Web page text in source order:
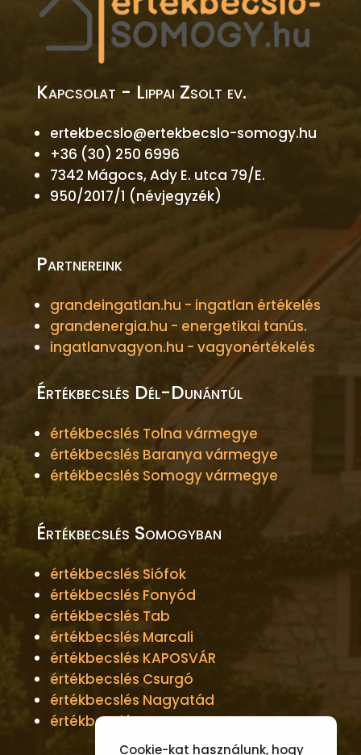
Kapcsolat - Lippai Zsolt ev.
ertekbecslo@ertekbecslo-somogy.hu
+36 (30) 250 6996
7342 Mágocs, Ady E. utca 79/E.
950/2017/1 (névjegyzék)
Partnereink
grandeingatlan.hu - ingatlan értékelés
grandenergia.hu - energetikai tanús.
ingatlanvagyon.hu - vagyonértékelés
Értékbecslés Dél-Dunántúl
értékbecslés Tolna vármegye
értékbecslés Baranya vármegye
értékbecslés Somogy vármegye
Értékbecslés Somogyban
értékbecslés Siófok
értékbecslés Fonyód
értékbecslés Tab
értékbecslés Marcali
értékbecslés KAPOSVÁR
értékbecslés Csurgó
értékbecslés Nagyatád
értékbecslés Barcs
Cookie-kat használunk, hogy